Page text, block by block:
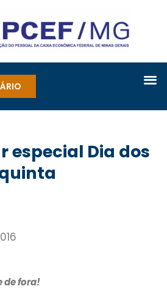
especial Dia dos
de fora!